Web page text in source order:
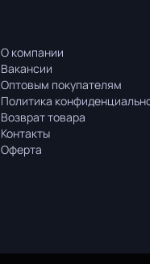
О компании
Вакансии
Оптовым покупателям
Политика
Возврат товара
Контакты
Оферта